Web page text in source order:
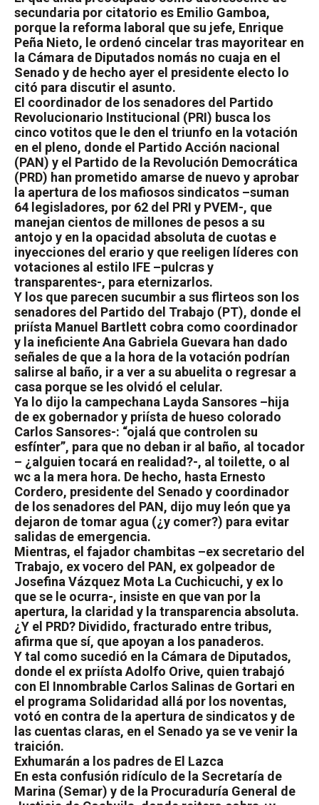
secundaria por citatorio es Emilio Gamboa,
porque la reforma laboral que su jefe, Enrique
Peña Nieto, le ordenó cincelar tras mayoritear en
la Cámara de Diputados nomás no cuaja en el
Senado y de hecho ayer el presidente electo lo
citó para discutir el asunto.
El coordinador de los senadores del Partido
Revolucionario Institucional (PRI) busca los
cinco votitos que le den el triunfo en la votación
en el pleno, donde el Partido Acción nacional
(PAN) y el Partido de la Revolución Democrática
(PRD) han prometido amarse de nuevo y aprobar
la apertura de los mafiosos sindicatos –suman
64 legisladores, por 62 del PRI y PVEM-, que
manejan cientos de millones de pesos a su
antojo y en la opacidad absoluta de cuotas e
inyecciones del erario y que reeligen líderes con
votaciones al estilo IFE –pulcras y
transparentes-, para eternizarlos.
Y los que parecen sucumbir a sus flirteos son los
senadores del Partido del Trabajo (PT), donde el
priísta Manuel Bartlett cobra como coordinador
y la ineficiente Ana Gabriela Guevara han dado
señales de que a la hora de la votación podrían
salirse al baño, ir a ver a su abuelita o regresar a
casa porque se les olvidó el celular.
Ya lo dijo la campechana Layda Sansores –hija
de ex gobernador y priísta de hueso colorado
Carlos Sansores-: “ojalá que controlen su
esfínter”, para que no deban ir al baño, al tocador
– ¿alguien tocará en realidad?-, al toilette, o al
wc a la mera hora. De hecho, hasta Ernesto
Cordero, presidente del Senado y coordinador
de los senadores del PAN, dijo muy león que ya
dejaron de tomar agua (¿y comer?) para evitar
salidas de emergencia.
Mientras, el fajador chambitas –ex secretario del
Trabajo, ex vocero del PAN, ex golpeador de
Josefina Vázquez Mota La Cuchicuchi, y ex lo
que se le ocurra-, insiste en que van por la
apertura, la claridad y la transparencia absoluta.
¿Y el PRD? Dividido, fracturado entre tribus,
afirma que sí, que apoyan a los panaderos.
Y tal como sucedió en la Cámara de Diputados,
donde el ex priísta Adolfo Orive, quien trabajó
con El Innombrable Carlos Salinas de Gortari en
el programa Solidaridad allá por los noventas,
votó en contra de la apertura de sindicatos y de
las cuentas claras, en el Senado ya se ve venir la
traición.
Exhumarán a los padres de El Lazca
En esta confusión ridículo de la Secretaría de
Marina (Semar) y de la Procuraduría General de